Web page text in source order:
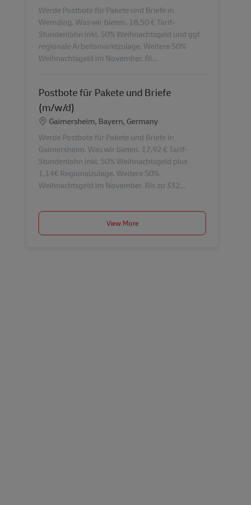
Werde Postbote für Pakete und Briefe in
Wemding. Was wir bieten. 18,50 € Tarif-
Stundenlohn inkl. 50% Weihnachtsgeld und ggf.
regionale Arbeitsmarktzulage. Weitere 50%
Weihnachtsgeld im November. Bi...
Postbote für Pakete und Briefe
(m/w/d)
Konum
Gaimersheim, Bayern, Germany
Werde Postbote für Pakete und Briefe in
Gaimersheim. Was wir bieten. 17,92 € Tarif-
Stundenlohn inkl. 50% Weihnachtsgeld plus
1,14€ Regionalzulage. Weitere 50%
Weihnachtsgeld im November. Bis zu 332...
View More